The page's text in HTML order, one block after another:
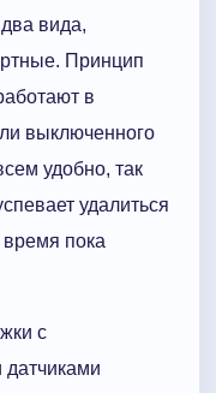
вида,
Принцип
в
выключенного
удобно, так
удалиться
время пока
с